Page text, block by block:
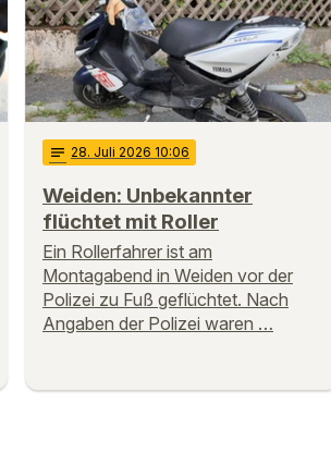
notes 28. Juli 2026 10:06
Weiden: Unbekannter
flüchtet mit Roller
Ein Rollerfahrer ist am
Montagabend in Weiden vor der
Polizei zu Fuß geflüchtet. Nach
Angaben der Polizei waren …